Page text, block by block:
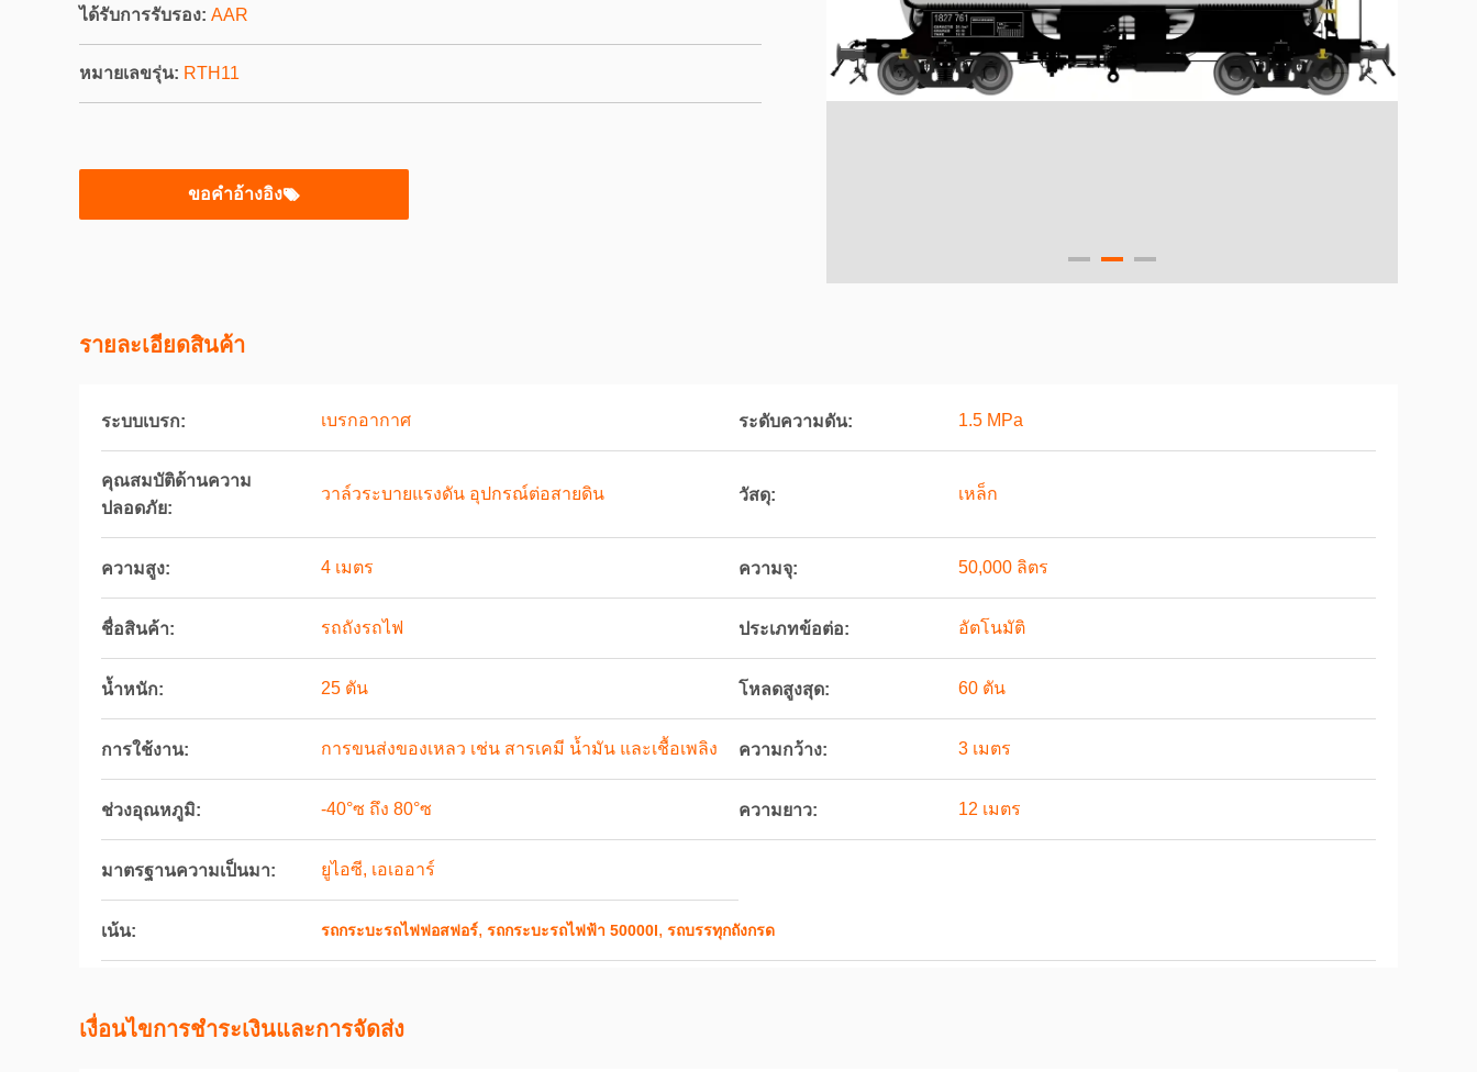
ได้รับการรับรอง: AAR
หมายเลขรุ่น: RTH11
ขอคําอ้างอิง
รายละเอียดสินค้า
ระบบเบรก: เบรกอากาศ ระดับความดัน: 1.5 MPa
คุณสมบัติด้านความ
ปลอดภัย:
วาล์วระบายแรงดัน อุปกรณ์ต่อสายดิน วัสดุ: เหล็ก
ความสูง: 4 เมตร ความจุ: 50,000 ลิตร
ชื่อสินค้า: รถถังรถไฟ ประเภทข้อต่อ: อัตโนมัติ
น้ำหนัก: 25 ตัน โหลดสูงสุด: 60 ตัน
การใช้งาน: การขนส่งของเหลว เช่น สารเคมี น้ำมัน และเชื้อเพลิง ความกว้าง: 3 เมตร
ช่วงอุณหภูมิ: -40°ซ ถึง 80°ซ ความยาว: 12 เมตร
มาตรฐานความเป็นมา: ยูไอซี, เอเออาร์
เน้น: รถกระบะรถไฟฟอสฟอร์, รถกระบะรถไฟฟ้า 50000l, รถบรรทุกถังกรด
เงื่อนไขการชําระเงินและการจัดส่ง